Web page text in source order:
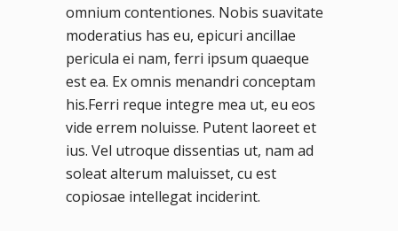
omnium contentiones. Nobis suavitate
moderatius has eu, epicuri ancillae
pericula ei nam, ferri ipsum quaeque
est ea. Ex omnis menandri conceptam
his.Ferri reque integre mea ut, eu eos
vide errem noluisse. Putent laoreet et
ius. Vel utroque dissentias ut, nam ad
soleat alterum maluisset, cu est
copiosae intellegat inciderint.